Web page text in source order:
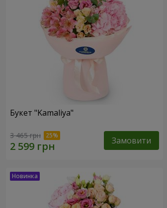
Букет "Kamaliya"
3 465 грн Замовити